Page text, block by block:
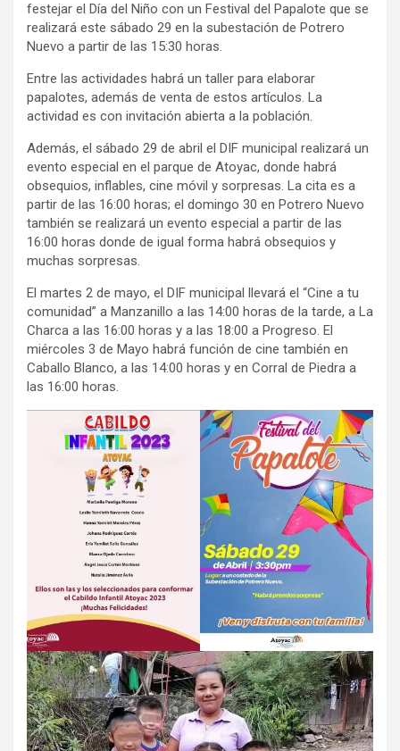
festejar el Día del Niño con un Festival del Papalote que se
realizará este sábado 29 en la subestación de Potrero
Nuevo a partir de las 15:30 horas.
Entre las actividades habrá un taller para elaborar
papalotes, además de venta de estos artículos. La
actividad es con invitación abierta a la población.
Además, el sábado 29 de abril el DIF municipal realizará un
evento especial en el parque de Atoyac, donde habrá
obsequios, inflables, cine móvil y sorpresas. La cita es a
partir de las 16:00 horas; el domingo 30 en Potrero Nuevo
también se realizará un evento especial a partir de las
16:00 horas donde de igual forma habrá obsequios y
muchas sorpresas.
El martes 2 de mayo, el DIF municipal llevará el “Cine a tu
comunidad” a Manzanillo a las 14:00 horas de la tarde, a La
Charca a las 16:00 horas y a las 18:00 a Progreso. El
miércoles 3 de Mayo habrá función de cine también en
Caballo Blanco, a las 14:00 horas y en Corral de Piedra a
las 16:00 horas.